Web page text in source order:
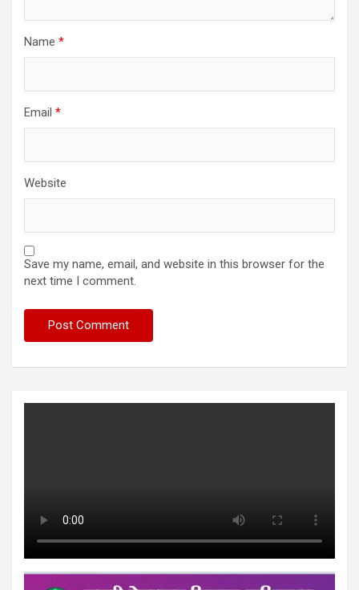
Name *
Email *
Website
Save my name, email, and website in this browser for the
next time I comment.